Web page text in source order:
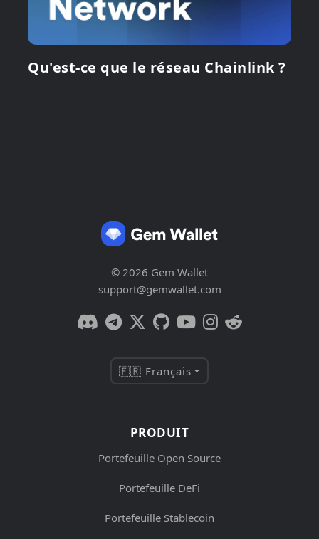
Qu'est-ce que le réseau Chainlink ?
© 2026 Gem Wallet
support@gemwallet.com
🇫🇷 Français
PRODUIT
Portefeuille Open Source
Portefeuille DeFi
Portefeuille Stablecoin